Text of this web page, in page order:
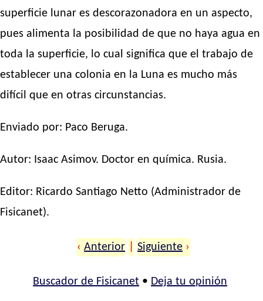
superficie lunar es descorazonadora en un aspecto,
pues alimenta la posibilidad de que no haya agua en
toda la superficie, lo cual significa que el trabajo de
establecer una colonia en la Luna es mucho más
difícil que en otras circunstancias.
Enviado por: Paco Beruga.
Autor: Isaac Asimov. Doctor en química. Rusia.
Editor: Ricardo Santiago Netto (Administrador de
Fisicanet).
‹ Anterior Siguiente ›
Buscador de Fisicanet • Deja tu opinión